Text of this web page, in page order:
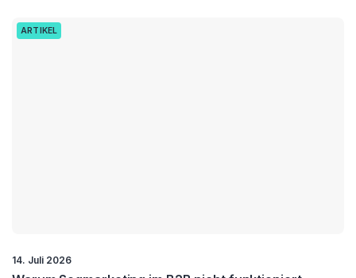
ARTIKEL
14. Juli 2026